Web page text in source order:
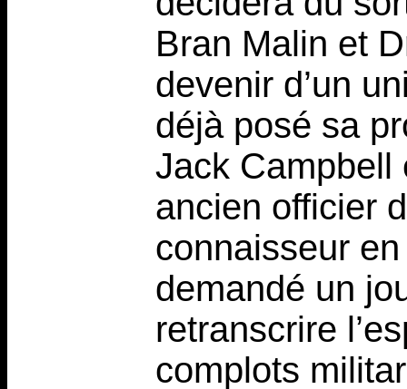
Bran Malin et
devenir d’un
déjà posé sa
Jack Campbell
ancien officier
connaisseur
demandé un
retranscrire
complots